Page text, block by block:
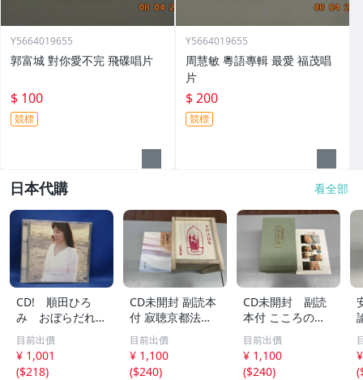
Y5664019655
郭富城 對你愛不完 飛碟唱片
$ 100
競標
Y5664019655
周慧敏 粵語專輯 最愛 福茂唱
片
$ 200
競標
日本代購 看全部
CD! 順田ひろ
み おぼらだれ
ん 帯付き OM
CD-16 42405
目前出價
¥ 1,001
($218)
CD未開封 副読本
付 寂聴京都法話
集 ユーキャン
目前出價
¥ 1,100
($240)
CD未開封 副読
本付 こころの
扉 河合隼雄講話
集
目前出價
¥ 1,100
($240)
(